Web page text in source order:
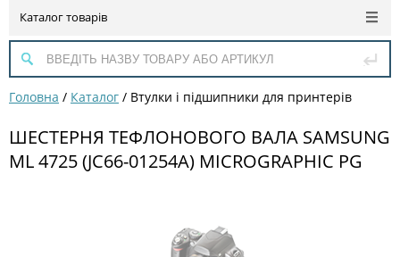
Каталог товарів
Головна / Каталог / Втулки і підшипники для принтерів
ШЕСТЕРНЯ ТЕФЛОНОВОГО ВАЛА SAMSUNG
ML 4725 (JC66-01254A) MICROGRAPHIC PG